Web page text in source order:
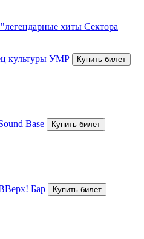
хиты Сектора
культуры УМР
Base
Бар